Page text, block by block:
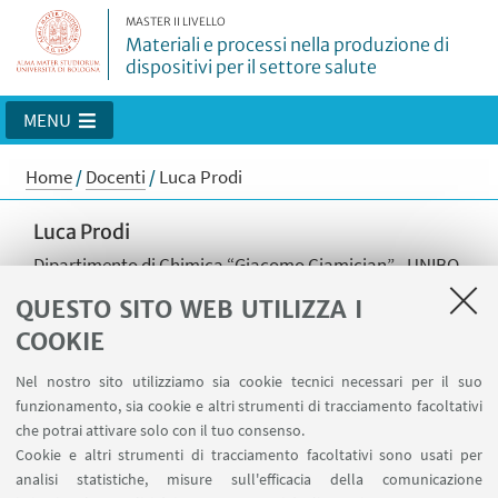
QUESTO SITO WEB UTILIZZA I
COOKIE
Nel nostro sito utilizziamo sia cookie tecnici necessari per il suo
funzionamento, sia cookie e altri strumenti di tracciamento facoltativi
che potrai attivare solo con il tuo consenso.
Cookie e altri strumenti di tracciamento facoltativi sono usati per
analisi statistiche, misure sull'efficacia della comunicazione
MASTER II LIVELLO
Materiali e processi nella produzione di
dispositivi per il settore salute
MENU
Home/Docenti /Luca Prodi
Luca Prodi
Dipartimento di Chimica “Giacomo Ciamician” - UNIBO
Approfondisci
Professore Ordinario di Chimica Generale presso il
dell'Università di Bologna.
Nel 1990 ha ricevuto il Premio Federchimica “Per un
Futuro Intelligente” e nel 2009 è stato insignito del
premio Gonzales-Ciamician, un riconoscimento
attribuito congiuntamente dalla Società Chimica